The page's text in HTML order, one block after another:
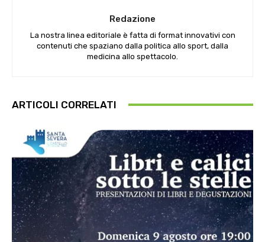
Redazione
La nostra linea editoriale è fatta di format innovativi con
contenuti che spaziano dalla politica allo sport, dalla
medicina allo spettacolo.
ARTICOLI CORRELATI